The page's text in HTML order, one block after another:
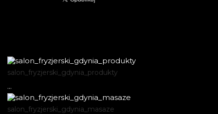
salon_fryzjerski_gdynia_produkty
...
salon_fryzjerski_gdynia_masaze